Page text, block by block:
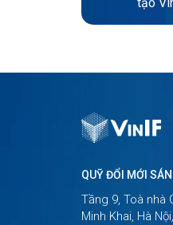
QUỸ ĐỔI MỚI
Tầng 9, Toà nhà
Minh Khai, Hà